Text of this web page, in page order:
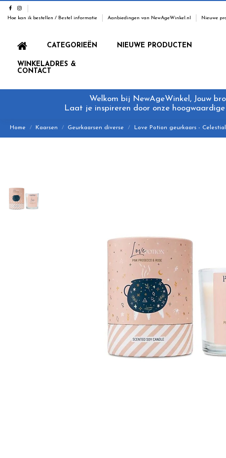
Hoe kan ik bestellen / Bestel informatie Aanbiedingen van NewAgeWinkel.nl Nieuwe
CATEGORIEËN NIEUWE PRODUCTEN
WINKELADRES &
CONTACT
Welkom bij NewAgeWinkel, Jouw
Laat je inspireren door onze
Home Kaarsen Geurkaarsen diverse Love Potion geurkaars -